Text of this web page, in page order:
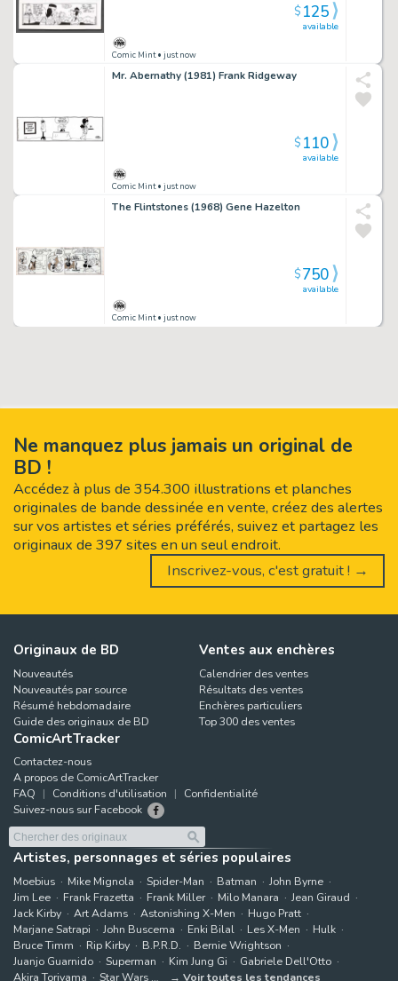
Comic Mint• just now
available
$125
Mr. Abernathy (1981) Frank Ridgeway
Comic Mint• just now
available
$110
The Flintstones (1968) Gene Hazelton
Comic Mint• just now
available
$750
Ne manquez plus jamais un original de
BD !
Accédez à plus de 354.300 illustrations et planches
originales de bande dessinée en vente, créez des alertes
sur vos artistes et séries préférés, suivez et partagez les
originaux de 397 sites en un seul endroit.
Inscrivez-vous, c'est gratuit ! →
Originaux de BD
Nouveautés
Nouveautés par source
Résumé hebdomadaire
Guide des originaux de BD
Ventes aux enchères
Calendrier des ventes
Résultats des ventes
Enchères particuliers
Top 300 des ventes
ComicArtTracker
Contactez-nous
A propos de ComicArtTracker
FAQ
Conditions d'utilisation
Confidentialité
Suivez-nous sur Facebook
Artistes, personnages et séries populaires
Moebius Mike Mignola Spider-Man Batman
John Byrne
Jim Lee
Frank Frazetta Frank Miller Milo Manara
Jean Giraud
Jack Kirby
Art Adams Astonishing X-Men
Hugo Pratt
Marjane Satrapi
John Buscema Enki Bilal Les X-Men
Hulk
Bruce Timm
Rip Kirby B.P.R.D.
Bernie Wrightson
Juanjo Guarnido
Superman Kim Jung Gi
Gabriele Dell'Otto
Akira Toriyama
Star Wars Voir toutes les tendances